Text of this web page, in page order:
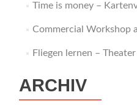
Time is money –
Commercial Workshop
Fliegen lernen –
ARCHIV